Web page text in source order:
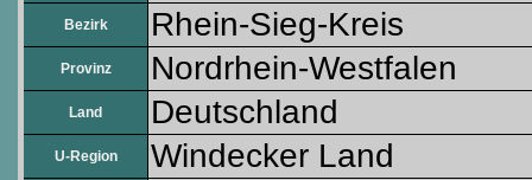
Bezirk Rhein-Sieg-Kreis
Provinz Nordrhein-Westfalen
Land Deutschland
U-Region Windecker Land